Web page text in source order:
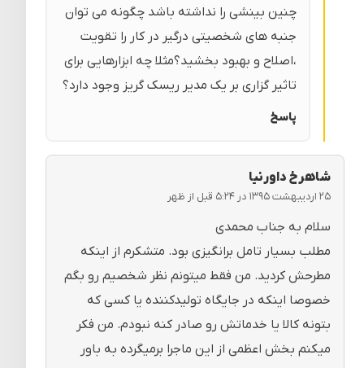
چنین بینشی را نداشته باشد چگونه می توان
جنبه های شخصیتی درگیر در کار را تقویت
،اصلاح و بهبود بخشید؟مثلا چه ابزارهایی برای
تاثیر گزاری بر یک مدیر ریسک گریز وجود دارد؟
پاسخ
شاهرخ داورنیا
۲۵ اردیبهشت ۱۳۹۵ در ۵:۲۴ قبل از ظهر
سلام به جناب محمدی
مطلب بسیار تامل برانگیزی بود. متشکرم از اینکه
مطرحش کردید. من فقط میتونم نظر شخصیم رو بگم
خصوصا اینکه در جایگاه تولیدکننده یا کسی که
بتونه کالا یا خدماتش رو صادر کنه نبودم. من فکر
میکنم بخش اعظمی از این ماجرا برمیگرده به باور